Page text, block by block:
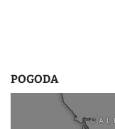
POGODA